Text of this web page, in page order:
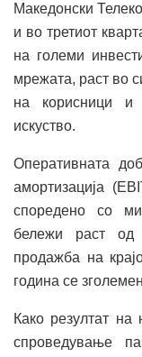
Македонски
и во третиот
на големи
мрежата, раст во
на корисници и
искуство.
Оперативната
амортизација
споредено со
бележи раст
продажба на
година се
Како резултат
спроведување